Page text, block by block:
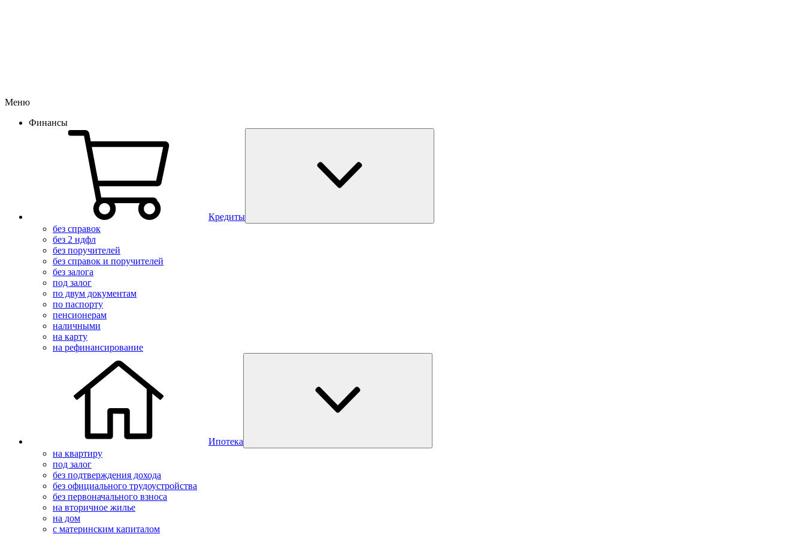
Меню
Финансы
Кредиты
без справок
без 2 ндфл
без поручителей
без справок и поручителей
без залога
под залог
по двум документам
по паспорту
пенсионерам
наличными
на карту
на рефинансирование
Ипотека
на квартиру
под залог
без подтверждения дохода
без официального трудоустройства
без первоначального взноса
на вторичное жилье
на дом
с материнским капиталом